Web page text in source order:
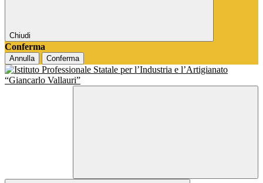
Chiudi
Conferma
Annulla Conferma